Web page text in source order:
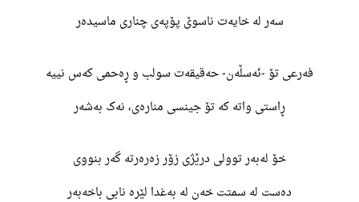
سەر لە خایەت ناسوێ پۆپەی چناری ماسیدەر
فەرعی تۆ -ئەسڵەن- حەقیقەت سولب و ڕەحمی کەس نییە
ڕاستی واتە کە تۆ جینسی منارەی، نەک بەشەر
خۆ لەبەر توولی درێژی زۆر زەرەرتە گەر بنووی
دەست لە سمتت خەن لە بەغدا لێرە نابی باخەبەر